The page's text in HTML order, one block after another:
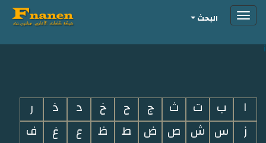
i
Toggleالبحث
ا ب ت ث ج ح خ د ذ
ر
ز
س ش ص ض ط ظ ع غ
ف